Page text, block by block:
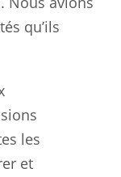
qu’ils
les
et